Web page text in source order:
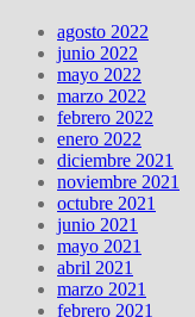
agosto 2022
junio 2022
mayo 2022
marzo 2022
febrero 2022
enero 2022
diciembre 2021
noviembre 2021
octubre 2021
junio 2021
mayo 2021
abril 2021
marzo 2021
febrero 2021